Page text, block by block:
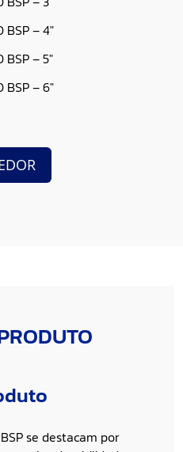
BSP – 4″
BSP – 5″
BSP – 6″
se destacam por